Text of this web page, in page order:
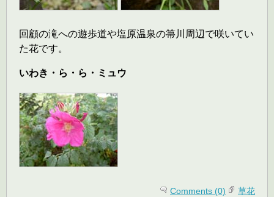
回顧の滝への遊歩道や塩原温泉の箒川周辺で咲いてい
た花です。
いわき・ら・ら・ミュウ
Comments (0) 草花